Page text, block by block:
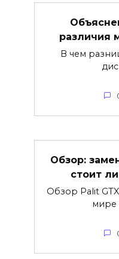
различия
В чем
Обзор:
стоит
Обзор Palit
мире